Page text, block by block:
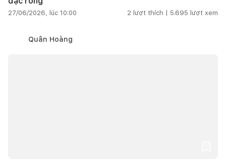
27/06/2026, lúc 10:00 2 lượt thích | 5.695 lượt xem
Quân Hoàng